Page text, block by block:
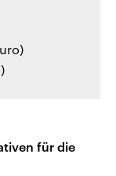
für die